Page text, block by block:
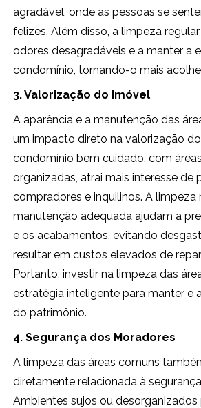
agradável, onde as pessoas se
felizes. Além disso, a limpeza
odores desagradáveis e a manter a
condomínio, tornando-o mais
3. Valorização do Imóvel
A aparência e a manutenção das
um impacto direto na valorização
condomínio bem cuidado, com
organizadas, atrai mais interesse de
compradores e inquilinos. A limpeza
manutenção adequada ajudam a
e os acabamentos, evitando
resultar em custos elevados de
Portanto, investir na limpeza das
estratégia inteligente para manter e
do patrimônio.
4. Segurança dos Moradores
A limpeza das áreas comuns
diretamente relacionada à
Ambientes sujos ou